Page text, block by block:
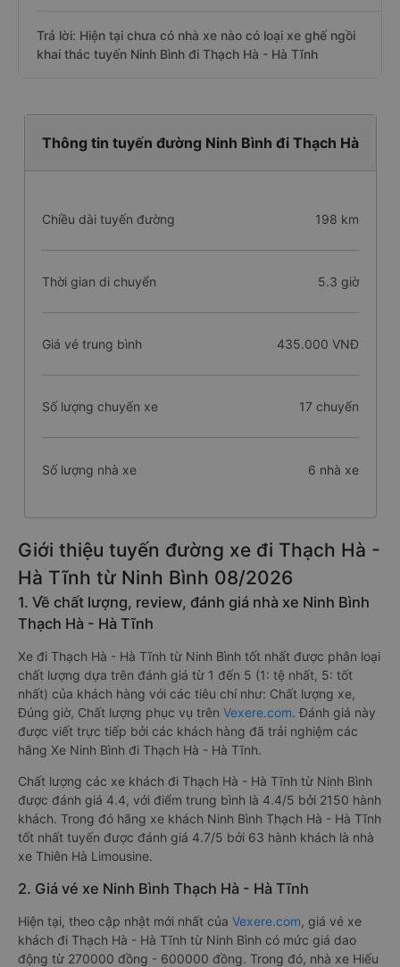
Trả lời: Hiện tại chưa có nhà xe nào có loại xe ghế ngồi
khai thác tuyến Ninh Bình đi Thạch Hà - Hà Tĩnh
Thông tin tuyến đường Ninh Bình đi Thạch Hà
Chiều dài tuyến đường 198 km
Thời gian di chuyển 5.3 giờ
Giá vé trung bình 435.000 VNĐ
Số lượng chuyến xe 17 chuyến
Số lượng nhà xe 6 nhà xe
Giới thiệu tuyến đường xe đi Thạch Hà -
Hà Tĩnh từ Ninh Bình 08/2026
1. Về chất lượng, review, đánh giá nhà xe Ninh Bình
Thạch Hà - Hà Tĩnh
Xe đi Thạch Hà - Hà Tĩnh từ Ninh Bình tốt nhất được phân loại
chất lượng dựa trên đánh giá từ 1 đến 5 (1: tệ nhất, 5: tốt
nhất) của khách hàng với các tiêu chí như: Chất lượng xe,
Đúng giờ, Chất lượng phục vụ trên Vexere.com. Đánh giá này
được viết trực tiếp bởi các khách hàng đã trải nghiệm các
hãng Xe Ninh Bình đi Thạch Hà - Hà Tĩnh.
Chất lượng các xe khách đi Thạch Hà - Hà Tĩnh từ Ninh Bình
được đánh giá 4.4, với điểm trung bình là 4.4/5 bởi 2150 hành
khách. Trong đó hãng xe khách Ninh Bình Thạch Hà - Hà Tĩnh
tốt nhất tuyến được đánh giá 4.7/5 bởi 63 hành khách là nhà
xe Thiên Hà Limousine.
2. Giá vé xe Ninh Bình Thạch Hà - Hà Tĩnh
Hiện tại, theo cập nhật mới nhất của Vexere.com, giá vé xe
khách đi Thạch Hà - Hà Tĩnh từ Ninh Bình có mức giá dao
động từ 270000 đồng - 600000 đồng. Trong đó, nhà xe Hiếu